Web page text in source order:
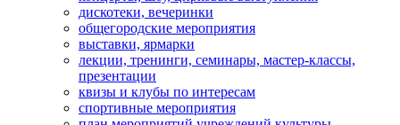
дискотеки, вечеринки
общегородские мероприятия
выставки, ярмарки
лекции, тренинги, семинары, мастер-классы,
презентации
квизы и клубы по интересам
спортивные мероприятия